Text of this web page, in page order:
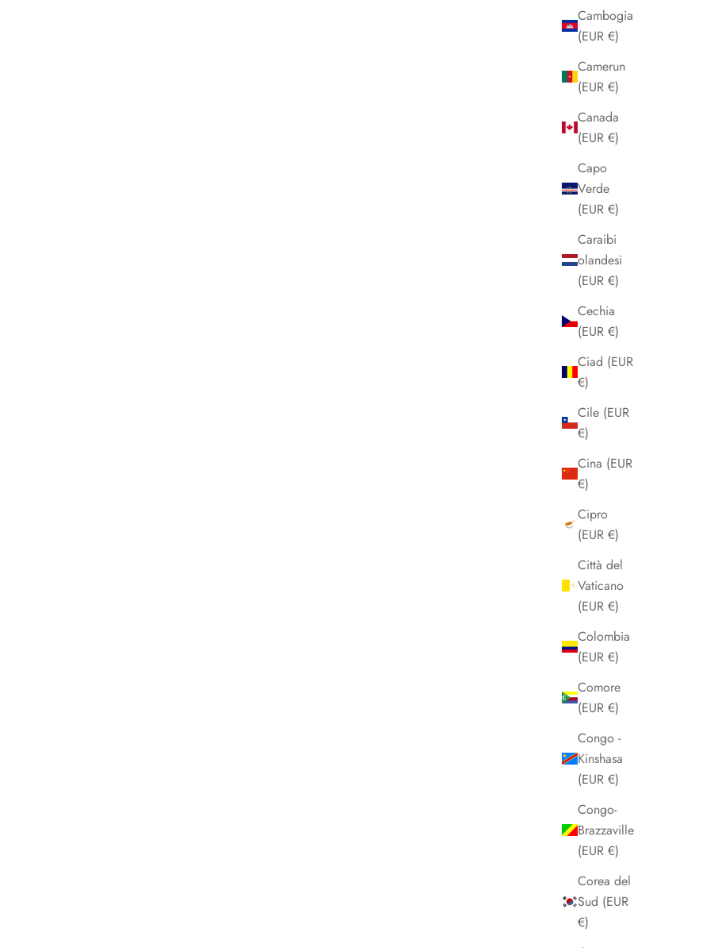
Cambogia
(EUR €)
Camerun
(EUR €)
Canada
(EUR €)
Capo
Verde
(EUR €)
Caraibi
olandesi
(EUR €)
Cechia
(EUR €)
Ciad (EUR
€)
Cile (EUR
€)
Cina (EUR
€)
Cipro
(EUR €)
Città del
Vaticano
(EUR €)
Colombia
(EUR €)
Comore
(EUR €)
Congo -
Kinshasa
(EUR €)
Congo-
Brazzaville
(EUR €)
Corea del
Sud (EUR
€)